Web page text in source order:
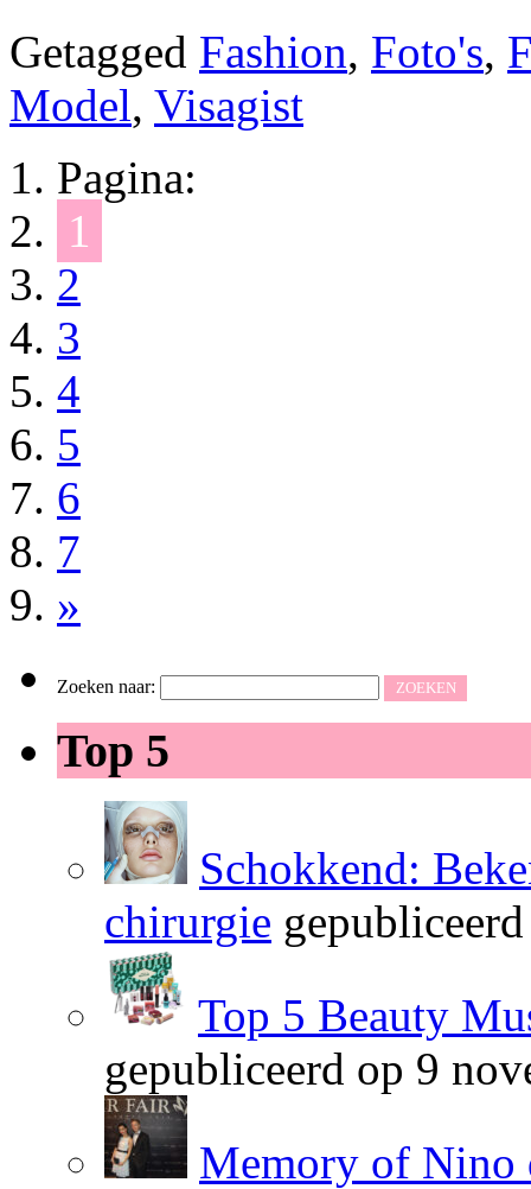
Getagged Fashion, Foto's,
Model, Visagist
Pagina:
1
2
3
4
5
6
7
»
Zoeken naar:
Top 5
Schokkend:
chirurgie
Top 5 Beauty
gepubliceerd op 9
Memory of Nino